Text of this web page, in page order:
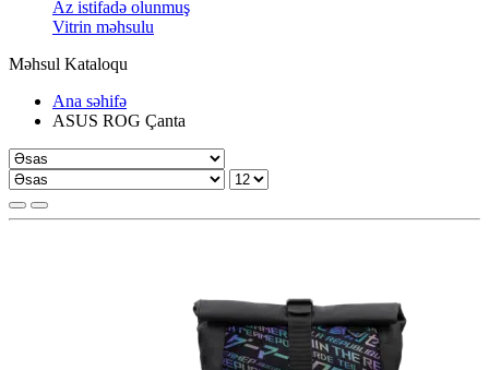
Az istifadə olunmuş
Vitrin məhsulu
Məhsul Kataloqu
Ana səhifə
ASUS ROG Çanta